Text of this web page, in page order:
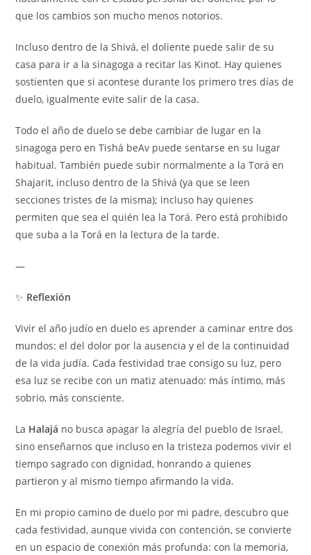
que los cambios son mucho menos notorios.
Incluso dentro de la Shivá, el doliente puede salir de su
casa para ir a la sinagoga a recitar las Kinot. Hay quienes
sostienten que si acontese durante los primero tres días de
duelo, igualmente evite salir de la casa.
Todo el año de duelo se debe cambiar de lugar en la
sinagoga pero en Tishá beAv puede sentarse en su lugar
habitual. También puede subir normalmente a la Torá en
Shajarit, incluso dentro de la Shivá (ya que se leen
secciones tristes de la misma); incluso hay quienes
permiten que sea el quién lea la Torá. Pero está prohibido
que suba a la Torá en la lectura de la tarde.
—
✨ Reflexión
Vivir el año judío en duelo es aprender a caminar entre dos
mundos: el del dolor por la ausencia y el de la continuidad
de la vida judía. Cada festividad trae consigo su luz, pero
esa luz se recibe con un matiz atenuado: más íntimo, más
sobrio, más consciente.
La Halajá no busca apagar la alegría del pueblo de Israel,
sino enseñarnos que incluso en la tristeza podemos vivir el
tiempo sagrado con dignidad, honrando a quienes
partieron y al mismo tiempo afirmando la vida.
En mi propio camino de duelo por mi padre, descubro que
cada festividad, aunque vivida con contención, se convierte
en un espacio de conexión más profunda: con la memoria,